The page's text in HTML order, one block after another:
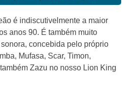
é indiscutivelmente a maior
anos 90. É também muito
concebida pelo próprio
Mufasa, Scar, Timon,
Zazu no nosso Lion King